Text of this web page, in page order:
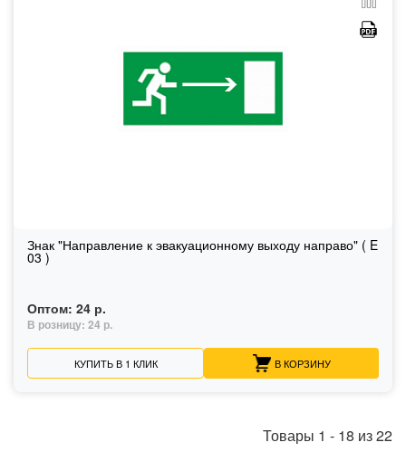
Знак "Направление к эвакуационному выходу направо" ( E
03 )
Оптом: 24 р.
В розницу: 24 р.
КУПИТЬ В 1 КЛИК В КОРЗИНУ
Товары 1 - 18 из22